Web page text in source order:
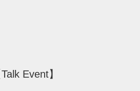
Talk Event】